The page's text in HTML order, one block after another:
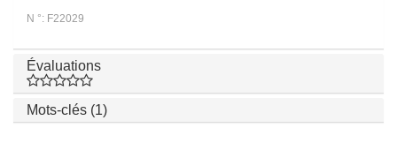
N °: F22029
Évaluations
Mots-clés (1)